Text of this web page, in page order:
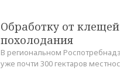
Обработку от
похолодания
В региональном
уже почти 300 гектаров